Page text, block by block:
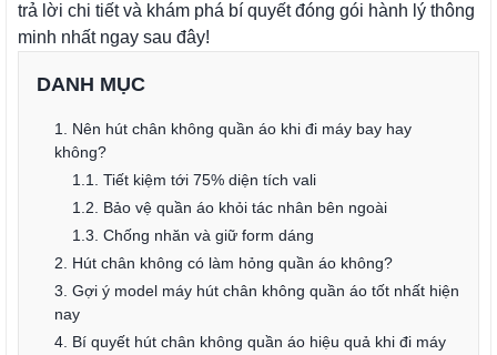
trả lời chi tiết và khám phá bí quyết đóng gói hành lý thông
minh nhất ngay sau đây!
DANH MỤC
1. Nên hút chân không quần áo khi đi máy bay hay
không?
1.1. Tiết kiệm tới 75% diện tích vali
1.2. Bảo vệ quần áo khỏi tác nhân bên ngoài
1.3. Chống nhăn và giữ form dáng
2. Hút chân không có làm hỏng quần áo không?
3. Gợi ý model máy hút chân không quần áo tốt nhất hiện
nay
4. Bí quyết hút chân không quần áo hiệu quả khi đi máy